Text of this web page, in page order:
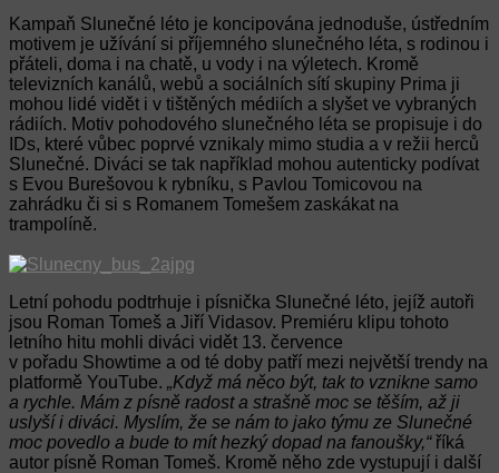
Kampaň Slunečné léto je koncipována jednoduše, ústředním
motivem je užívání si příjemného slunečného léta, s rodinou i
přáteli, doma i na chatě, u vody i na výletech. Kromě
televizních kanálů, webů a sociálních sítí skupiny Prima ji
mohou lidé vidět i v tištěných médiích a slyšet ve vybraných
rádiích. Motiv pohodového slunečného léta se propisuje i do
IDs, které vůbec poprvé vznikaly mimo studia a v režii herců
Slunečné. Diváci se tak například mohou autenticky podívat
s Evou Burešovou k rybníku, s Pavlou Tomicovou na
zahrádku či si s Romanem Tomešem zaskákat na
trampolíně.
Letní pohodu podtrhuje i písnička Slunečné léto, jejíž autoři
jsou Roman Tomeš a Jiří Vidasov. Premiéru klipu tohoto
letního hitu mohli diváci vidět 13. července
v pořadu Showtime a od té doby patří mezi největší trendy na
platformě YouTube. „Když má něco být, tak to vznikne samo
a rychle. Mám z písně radost a strašně moc se těším, až ji
uslyší i diváci. Myslím, že se nám to jako týmu ze Slunečné
moc povedlo a bude to mít hezký dopad na fanoušky,“říká
autor písně Roman Tomeš. Kromě něho zde vystupují i další